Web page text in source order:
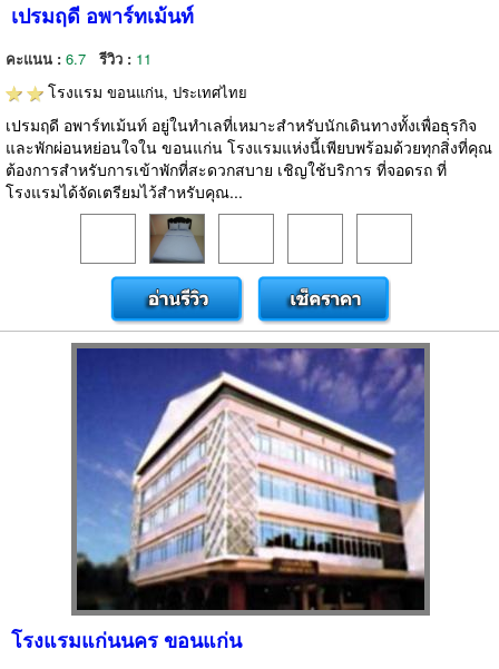
เปรมฤดี อพาร์ทเม้นท์
คะแนน : 6.7 รีวิว : 11
โรงแรม ขอนแก่น, ประเทศไทย
เปรมฤดี อพาร์ทเม้นท์ อยู่ในทำเลที่เหมาะสำหรับนักเดินทางทั้งเพื่อธุรกิจ
และพักผ่อนหย่อนใจใน ขอนแก่น โรงแรมแห่งนี้เพียบพร้อมด้วยทุกสิ่งที่คุณ
ต้องการสำหรับการเข้าพักที่สะดวกสบาย เชิญใช้บริการ ที่จอดรถ ที่
โรงแรมได้จัดเตรียมไว้สำหรับคุณ...
โรงแรมแก่นนคร ขอนแก่น